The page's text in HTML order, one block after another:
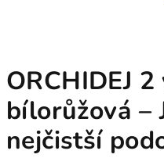
ORCHIDEJ
bílorůžová –
nejčistší